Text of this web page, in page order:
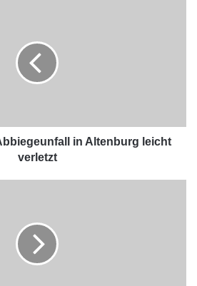
in Altenburg leicht
verletzt